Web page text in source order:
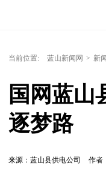
当前位置: 蓝山新闻网 > 新
国网蓝山
逐梦路
来源：蓝山县供电公司 作者